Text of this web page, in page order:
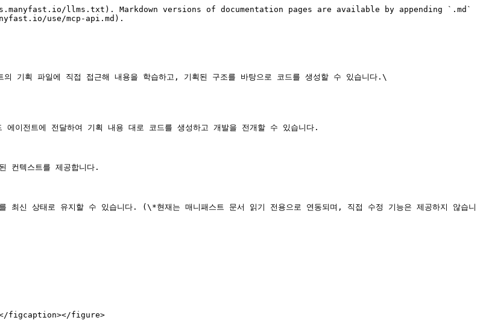
llms.txt). Markdown versions of documentation pages are available by appending `.md`
use/mcp-api.md).
기획 파일에 직접 접근해 내용을 학습하고, 기획된 구조를 바탕으로 코드를 생성할 수 있습니다.\
이전트에 전달하여 기획 내용 대로 코드를 생성하고 개발을 전개할 수 있습니다.
컨텍스트를 제공합니다.
최신 상태로 유지할 수 있습니다. (\*현재는 매니패스트 문서 읽기 전용으로 연동되며, 직접 수정 기능은 제공하지 않습니
figcaption></figure>